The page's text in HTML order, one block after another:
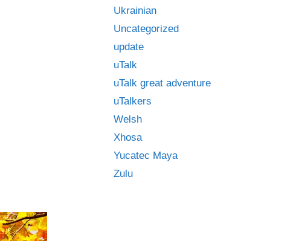
Ukrainian
Uncategorized
update
uTalk
uTalk great adventure
uTalkers
Welsh
Xhosa
Yucatec Maya
Zulu